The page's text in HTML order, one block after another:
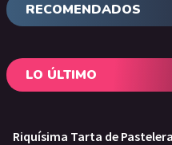
RECOMENDADOS
LO ÚLTIMO
Riquísima Tarta de